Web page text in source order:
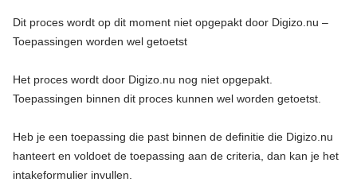
Dit proces wordt op dit moment niet opgepakt door Digizo.nu –
Toepassingen worden wel getoetst
Het proces wordt door Digizo.nu nog niet opgepakt.
Toepassingen binnen dit proces kunnen wel worden getoetst.
Heb je een toepassing die past binnen de definitie die Digizo.nu
hanteert en voldoet de toepassing aan de criteria, dan kan je het
intakeformulier invullen.